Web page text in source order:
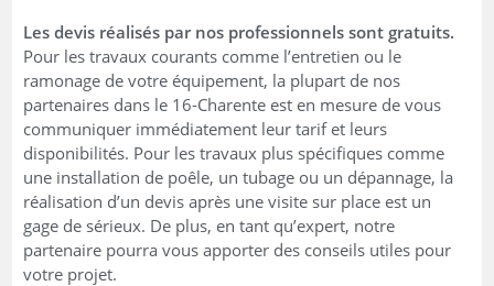
Les devis réalisés par nos professionnels sont gratuits.
Pour les travaux courants comme l’entretien ou le
ramonage de votre équipement, la plupart de nos
partenaires dans le 16-Charente est en mesure de vous
communiquer immédiatement leur tarif et leurs
disponibilités. Pour les travaux plus spécifiques comme
une installation de poêle, un tubage ou un dépannage, la
réalisation d’un devis après une visite sur place est un
gage de sérieux. De plus, en tant qu’expert, notre
partenaire pourra vous apporter des conseils utiles pour
votre projet.